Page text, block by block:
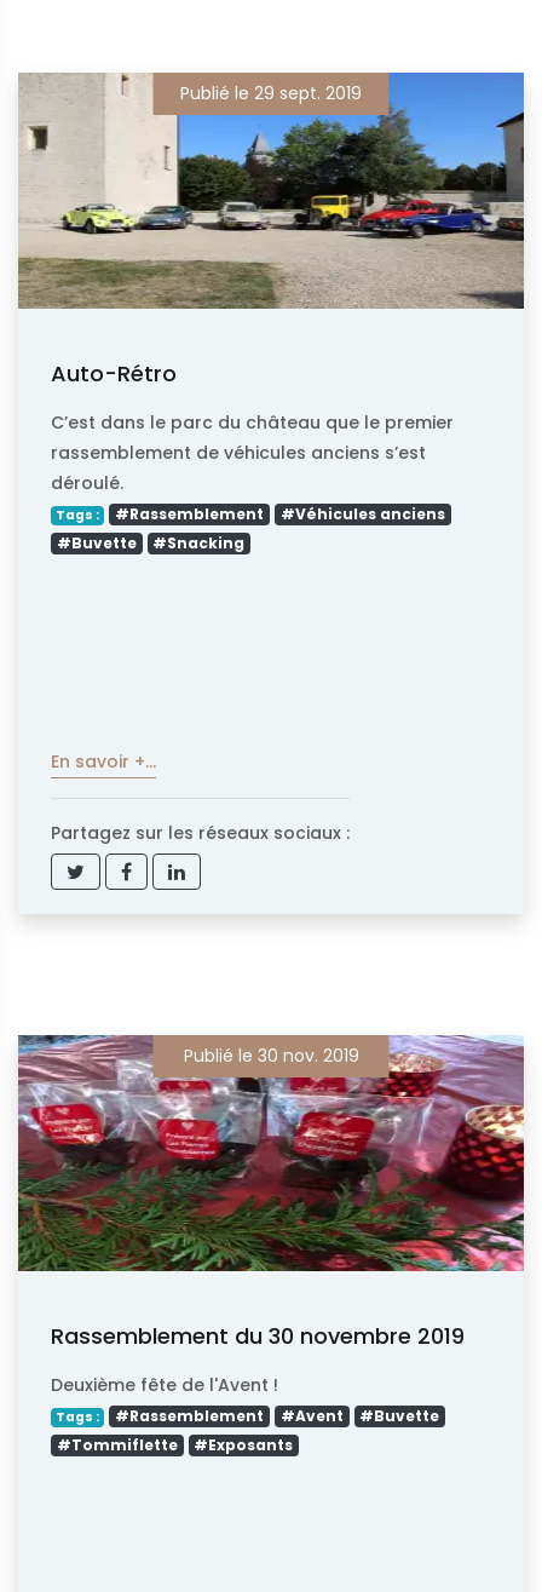
Publié le 29 sept. 2019
Auto-Rétro
C’est dans le parc du château que le premier
rassemblement de véhicules anciens s’est
déroulé.
Tags : #Rassemblement
#Véhicules anciens
#Buvette
#Snacking
En savoir +...
Partagez sur les réseaux sociaux :
Publié le 30 nov. 2019
Rassemblement du 30 novembre 2019
Deuxième fête de l'Avent !
Tags : #Rassemblement #Avent
#Buvette
#Tommiflette
#Exposants